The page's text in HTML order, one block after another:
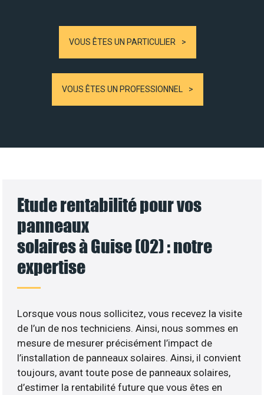
VOUS ÊTES UN PARTICULIER
VOUS ÊTES UN PROFESSIONNEL
Etude rentabilité pour vos
panneaux
solaires à Guise (02) : notre
expertise
Lorsque vous nous sollicitez, vous recevez la visite
de l’un de nos techniciens. Ainsi, nous sommes en
mesure de mesurer précisément l’impact de
l’installation de panneaux solaires. Ainsi, il convient
toujours, avant toute pose de panneaux solaires,
d’estimer la rentabilité future que vous êtes en